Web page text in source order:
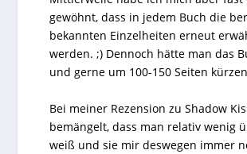
gewöhnt, dass in jedem Buch die
bekannten Einzelheiten erneut
werden. ;) Dennoch hätte man das
und gerne um 100-150 Seiten
Bei meiner Rezension zu Shadow
bemängelt, dass man relativ wenig
weiß und sie mir deswegen immer